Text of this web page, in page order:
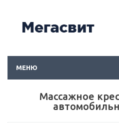
МЕНЮ
Массажное